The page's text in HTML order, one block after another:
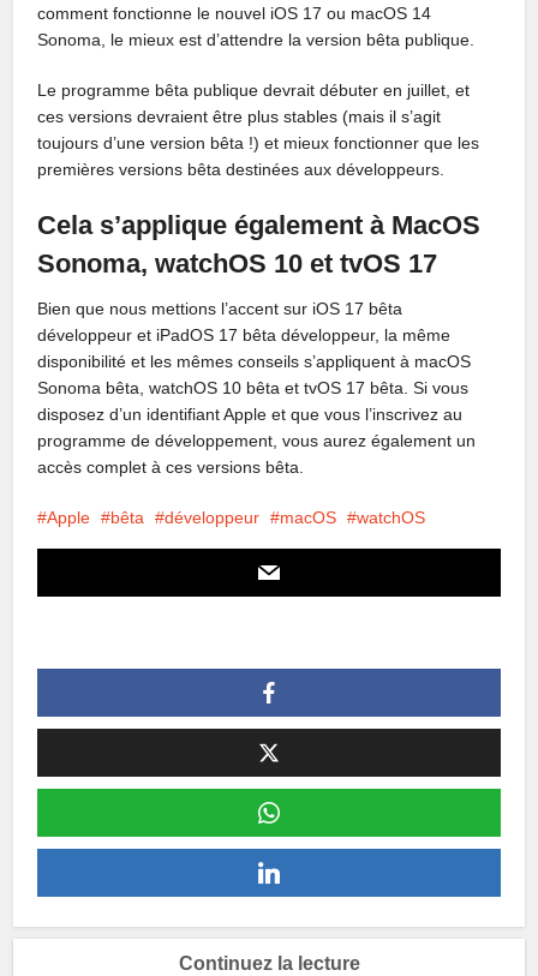
comment fonctionne le nouvel iOS 17 ou macOS 14
Sonoma, le mieux est d’attendre la version bêta publique.
Le programme bêta publique devrait débuter en juillet, et
ces versions devraient être plus stables (mais il s’agit
toujours d’une version bêta !) et mieux fonctionner que les
premières versions bêta destinées aux développeurs.
Cela s’applique également à MacOS
Sonoma, watchOS 10 et tvOS 17
Bien que nous mettions l’accent sur iOS 17 bêta
développeur et iPadOS 17 bêta développeur, la même
disponibilité et les mêmes conseils s’appliquent à macOS
Sonoma bêta, watchOS 10 bêta et tvOS 17 bêta. Si vous
disposez d’un identifiant Apple et que vous l’inscrivez au
programme de développement, vous aurez également un
accès complet à ces versions bêta.
Apple bêta développeur macOS watchOS
Continuez la lecture